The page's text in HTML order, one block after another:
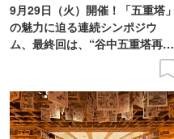
9月29日（火）開催！「五重塔」
の魅力に迫る連続シンポジウ
ム、最終回は、“谷中五重塔再建